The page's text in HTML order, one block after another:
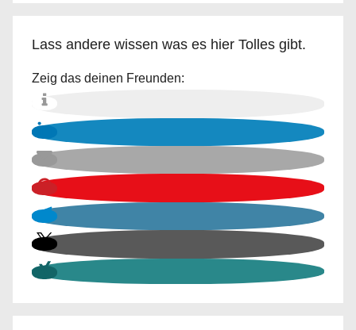
Lass andere wissen was es hier Tolles gibt.
Zeig das deinen Freunden: